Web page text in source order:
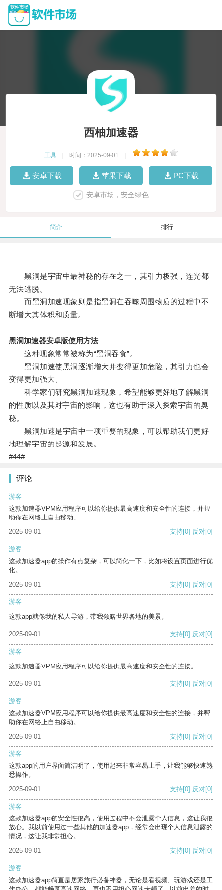
西柚加速器
工具 时间：2025-09-01
安卓下载 苹果下载 PC下载
安卓市场，安全绿色
简介 排行
黑洞是宇宙中最神秘的存在之一，其引力极强，连光都
无法逃脱。
而黑洞加速现象则是指黑洞在吞噬周围物质的过程中不
断增大其体积和质量。
黑洞加速器安卓版使用方法
这种现象常常被称为“黑洞吞食”。
黑洞加速使黑洞逐渐增大并变得更加危险，其引力也会
变得更加强大。
科学家们研究黑洞加速现象，希望能够更好地了解黑洞
的性质以及其对宇宙的影响，这也有助于深入探索宇宙的奥
秘。
黑洞加速是宇宙中一项重要的现象，可以帮助我们更好
地理解宇宙的起源和发展。
#44#
评论
游客
这款加速器VPM应用程序可以给你提供最高速度和安全性的连接，并帮
助你在网络上自由移动。
2025-09-01
支持[0] 反对[0]
游客
这款加速器app的操作有点复杂，可以简化一下，比如将设置页面进行优
化。
2025-09-01
支持[0] 反对[0]
游客
这款app就像我的私人导游，带我领略世界各地的美景。
2025-09-01 支持[0] 反对[0]
游客
这款加速器VPM应用程序可以给你提供最高速度和安全性的连接。
2025-09-01 支持[0] 反对[0]
游客
这款加速器VPM应用程序可以给你提供最高速度和安全性的连接，并帮
助你在网络上自由移动。
2025-09-01
支持[0] 反对[0]
游客
这款app的用户界面简洁明了，使用起来非常容易上手，让我能够快速熟
悉操作。
2025-09-01
支持[0] 反对[0]
游客
这款加速器app的安全性很高，使用过程中不会泄露个人信息，这让我很
放心。我以前使用过一些其他的加速器app，经常会出现个人信息泄露的
情况，这让我非常担心。
2025-09-01
支持[0] 反对[0]
游客
这款加速器app简直是居家旅行必备神器，无论是看视频、玩游戏还是工